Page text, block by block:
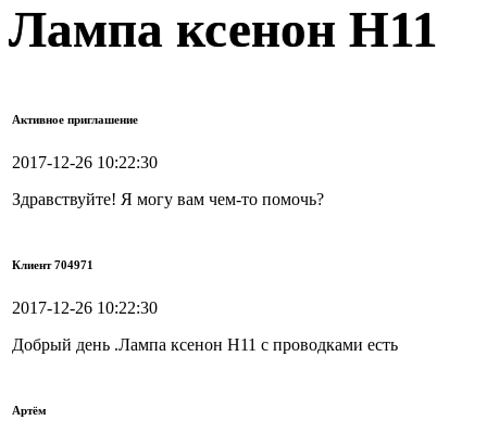
Лампа ксенон Н11
Активное приглашение
2017-12-26 10:22:30
Здравствуйте! Я могу вам чем-то помочь?
Клиент 704971
2017-12-26 10:22:30
Добрый день .Лампа ксенон Н11 с проводками есть
Артём